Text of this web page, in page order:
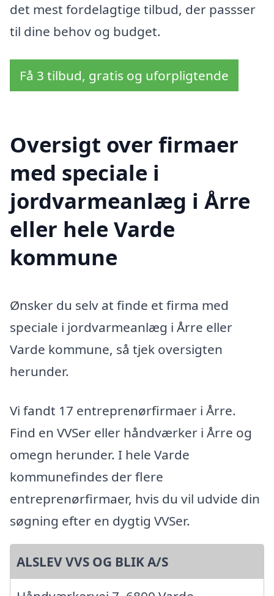
det mest fordelagtige tilbud, der passser
til dine behov og budget.
Få 3 tilbud, gratis og uforpligtende
Oversigt over firmaer
med speciale i
jordvarmeanlæg i Årre
eller hele Varde
kommune
Ønsker du selv at finde et firma med
speciale i jordvarmeanlæg i Årre eller
Varde kommune, så tjek oversigten
herunder.
Vi fandt 17 entreprenørfirmaer i Årre.
Find en VVSer eller håndværker i Årre og
omegn herunder. I hele Varde
kommunefindes der flere
entreprenørfirmaer, hvis du vil udvide din
søgning efter en dygtig VVSer.
ALSLEV VVS OG BLIK A/S